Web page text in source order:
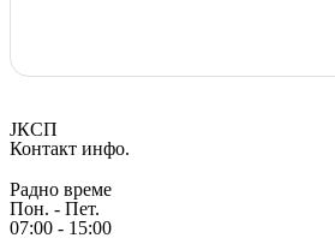
ЈКСП
Контакт инфо.
Радно време
Пон. - Пет.
07:00 - 15:00